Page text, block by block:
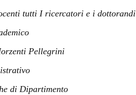
tutti I ricercatori e i dottorandi
Pellegrini
di Dipartimento